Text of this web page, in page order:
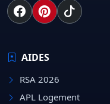
AIDES
RSA 2026
APL Logement